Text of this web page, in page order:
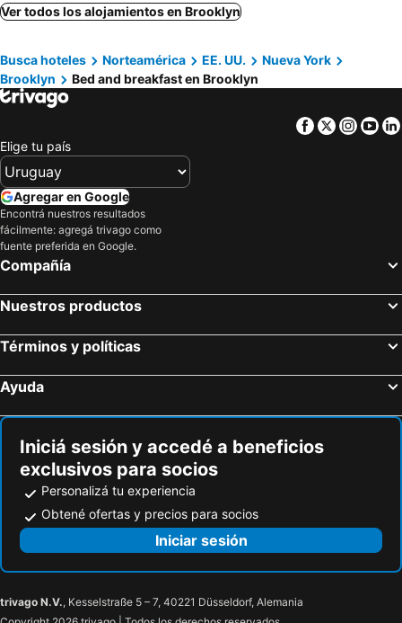
North Bergen, bed and breakfasts
White Plains, bed and breakfasts
Basking Ridge, bed and breakfasts
Somerset, bed and breakfasts
Uniondale, bed and breakfasts
Orange, bed and breakfasts
Guttenberg, bed and breakfasts
Ver todos los alojamientos en Brooklyn
Busca hoteles Norteamérica EE. UU.
Nueva York
Brooklyn
Bed and breakfast en Brooklyn
Facebook
Twitter
Elige tu país
Agregar en Google
Encontrá nuestros resultados
fácilmente: agregá trivago como
fuente preferida en Google.
Compañía
Nuestros productos
Términos y políticas
Ayuda
Iniciá sesión y accedé a beneficios
exclusivos para socios
Personalizá tu experiencia
Obtené ofertas y precios para socios
Iniciar sesión
trivago N.V., Kesselstraße 5 – 7, 40221 Düsseldorf, Alemania